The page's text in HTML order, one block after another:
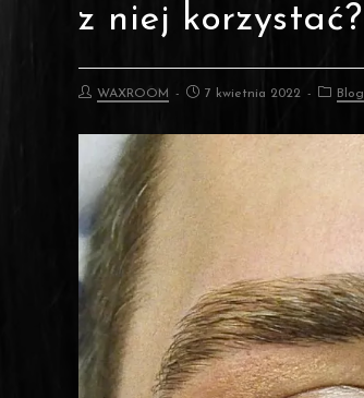
z niej korzystać?
WAXROOM 7 kwietnia 2022 Blog